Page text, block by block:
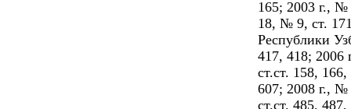
165; 2003 г.,
18, № 9, ст.
Республики
417, 418;
ст.ст. 158,
607; 2008 г.,
ст.ст. 485,